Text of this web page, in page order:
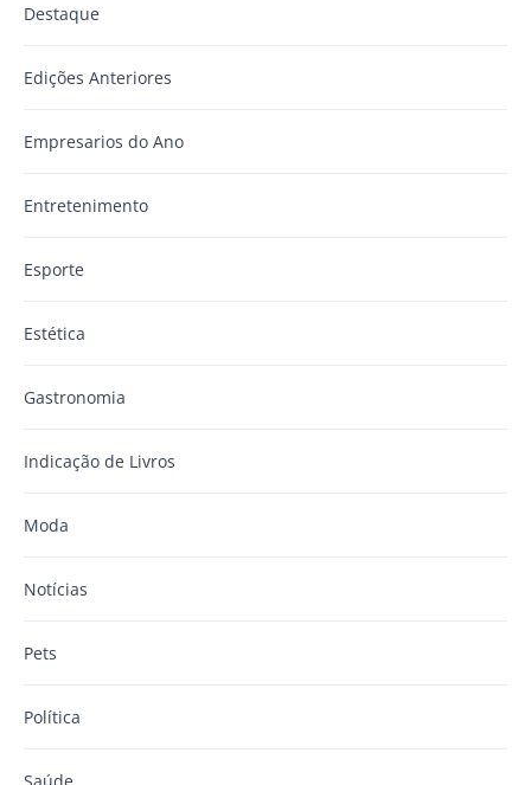
Destaque
Edições Anteriores
Empresarios do Ano
Entretenimento
Esporte
Estética
Gastronomia
Indicação de Livros
Moda
Notícias
Pets
Política
Saúde